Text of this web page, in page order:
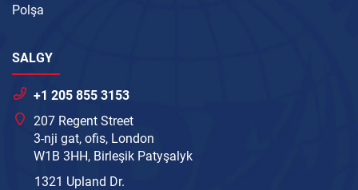
Polşa
SALGY
+1 205 855 3153
207 Regent Street
3-nji gat, ofis, London
W1B 3HH, Birleşik Patyşalyk
1321 Upland Dr.